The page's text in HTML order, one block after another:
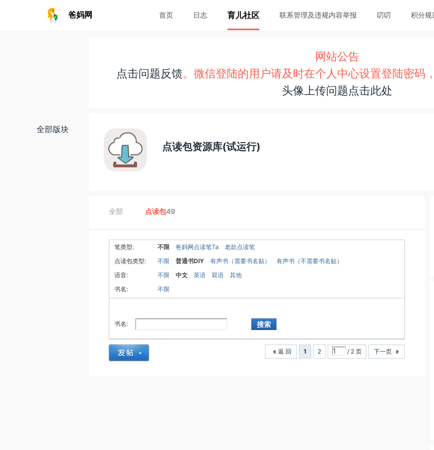
爸妈网 首页 日志 育儿社区 联系管理及违规内容举报 叨叨 积分规
网站公告
点击问题反馈。微信登陆的用户请及时在个人中心设置登陆密码
头像上传问题点击此处
全部版块
点读包资源库(试运行)
全部 点读包49
笔类型: 不限 爸妈网点读笔Ta
老款点读笔
点读包类型:
不限 普通书DIY 有声书（需要书名贴）
有声书（不需要书名贴）
语音:
不限 中文 英语 双语
其他
书名:
不限
书名: 搜索
1 2 / 2 页 下一页
返 回